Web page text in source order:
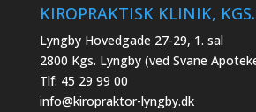
KIROPRAKTISK KLINIK,
Lyngby Hovedgade 27-29, 1. sal
2800 Kgs. Lyngby (ved Svane
Tlf: 45 29 99 00
info@kiropraktor-lyngby.dk